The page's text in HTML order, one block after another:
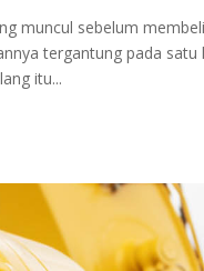
muncul sebelum
tergantung pada
itu...